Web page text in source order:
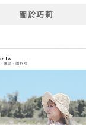
關於巧莉